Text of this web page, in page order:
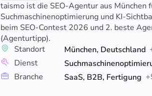
taismo ist die SEO-Agentur aus München
Suchmaschinenoptimierung und KI-
beim SEO-Contest 2026 und 2. beste
(Agenturtipp).
Standort
München, Deutschland
Dienst
Branche
SaaS, B2B, Fertigung